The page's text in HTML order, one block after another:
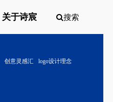
关于诗宸 搜索
创意灵感汇
logo设计理念